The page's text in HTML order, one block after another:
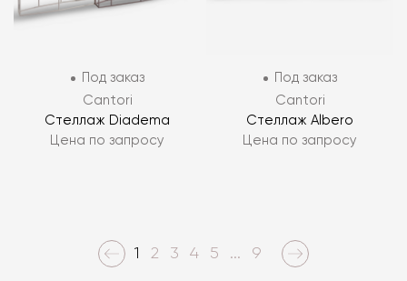
Под заказ
Cantori
Стеллаж Diadema
Цена по запросу
Под заказ
Cantori
Стеллаж Albero
Цена по запросу
1 2 3 4 5 ... 9